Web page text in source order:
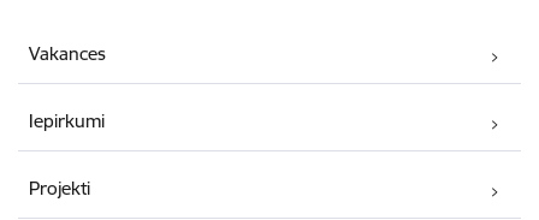
Vakances
Iepirkumi
Projekti